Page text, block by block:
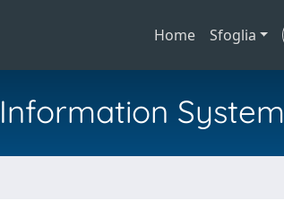
Home Sfoglia
System